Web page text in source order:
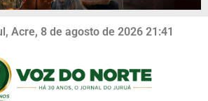
Acre, 8 de agosto de 2026 21:41